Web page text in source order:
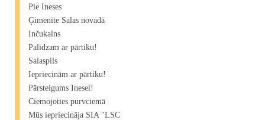
Pie Ineses
Ģimenīte Salas novadā
Inčukalns
Palīdzam ar pārtiku!
Salaspils
Iepriecinām ar pārtiku!
Pārsteigums Inesei!
Ciemojoties purvciemā
Mūs iepriecināja SIA "LSC